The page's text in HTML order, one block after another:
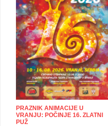
PRAZNIK ANIMACIJE U
VRANJU: POČINJE 16. ZLATNI
PUŽ